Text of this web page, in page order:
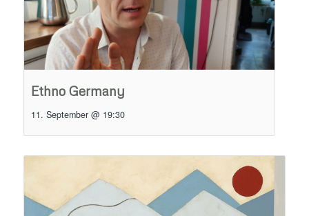
Ethno Germany
11. September @ 19:30